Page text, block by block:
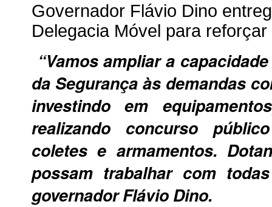
Governador Flávio Dino
Delegacia Móvel para
“Vamos ampliar a
da Segurança às demandas
investindo em
realizando concurso
coletes e armamentos.
possam trabalhar com
governador Flávio Dino.